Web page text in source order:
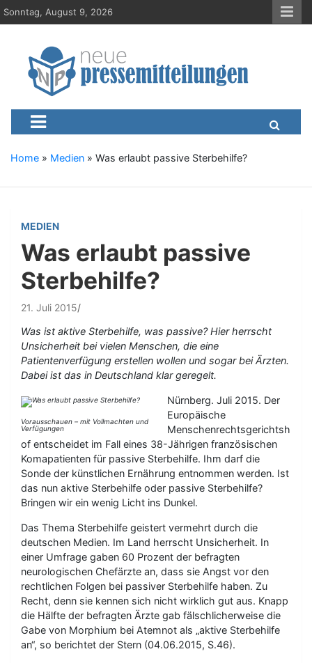
S
k
Sonntag, August 9, 2026
Neue-
Presseportal, Nachrichten, News, Meldungen, Wirtschaft
Home » Medien » Was erlaubt passive Sterbehilfe?
MEDIEN
Was erlaubt passive
Sterbehilfe?
21. Juli 2015
Was ist aktive Sterbehilfe, was passive? Hier herrscht
Unsicherheit bei vielen Menschen, die eine
Patientenverfügung erstellen wollen und sogar bei Ärzten.
Dabei ist das in Deutschland klar geregelt.
Vorausschauen – mit Vollmachten und
Verfügungen
Nürnberg. Juli 2015. Der
Europäische
Menschenrechtsgerichtsh
of entscheidet im Fall eines 38-Jährigen französischen
Komapatienten für passive Sterbehilfe. Ihm darf die
Sonde der künstlichen Ernährung entnommen werden. Ist
das nun aktive Sterbehilfe oder passive Sterbehilfe?
Bringen wir ein wenig Licht ins Dunkel.
Das Thema Sterbehilfe geistert vermehrt durch die
deutschen Medien. Im Land herrscht Unsicherheit. In
einer Umfrage gaben 60 Prozent der befragten
neurologischen Chefärzte an, dass sie Angst vor den
rechtlichen Folgen bei passiver Sterbehilfe haben. Zu
Recht, denn sie kennen sich nicht wirklich gut aus. Knapp
die Hälfte der befragten Ärzte gab fälschlicherweise die
Gabe von Morphium bei Atemnot als „aktive Sterbehilfe
an“, so berichtet der Stern (04.06.2015, S.46).